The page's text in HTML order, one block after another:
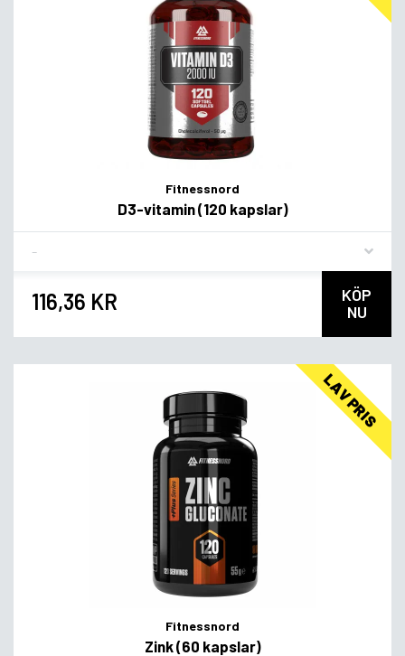
Fitnessnord
D3-vitamin (120 kapslar)
116,36 KR
KÖP
NU
LAV PRIS
Fitnessnord
Zink (60 kapslar)